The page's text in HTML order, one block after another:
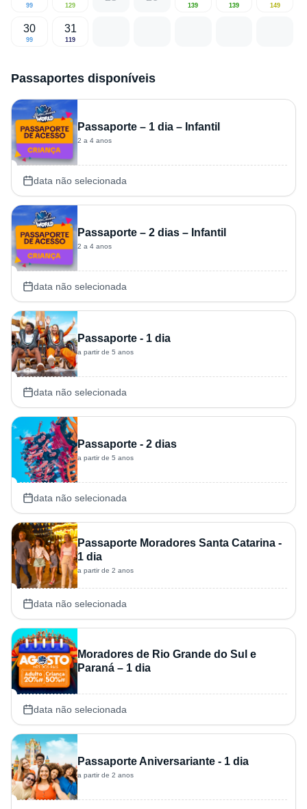
99 129 139 139 149
30
99
31
119
Passaportes disponíveis
Passaporte – 1 dia – Infantil
2 a 4 anos
data não selecionada
Passaporte – 2 dias – Infantil
2 a 4 anos
data não selecionada
Passaporte - 1 dia
a partir de 5 anos
data não selecionada
Passaporte - 2 dias
a partir de 5 anos
data não selecionada
Passaporte Moradores Santa Catarina -
1 dia
a partir de 2 anos
data não selecionada
Moradores de Rio Grande do Sul e
Paraná – 1 dia
data não selecionada
Passaporte Aniversariante - 1 dia
a partir de 2 anos